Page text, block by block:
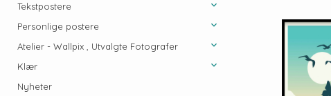
Tekstpostere
Personlige postere
Atelier - Wallpix , Utvalgte Fotografer
Klær
Nyheter